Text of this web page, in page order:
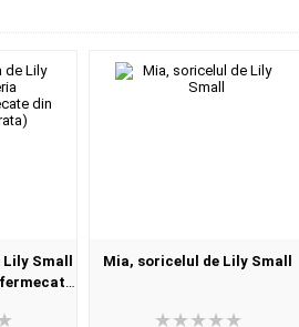
Small
Mia, soricelul de Lily Small